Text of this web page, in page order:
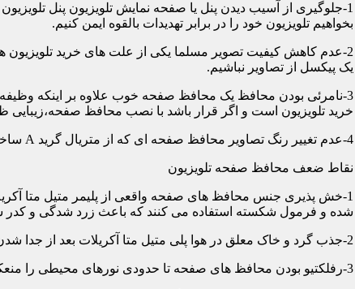
1-جلوگیری از آسیب دیدن پنل یا صفحه نمایش تلویزیون پنل
بخواهیم تلویزیون خود را در برابر تهدیدات بالقوه ایمن کنیم.
2-عدم کاهش کیفیت تصویر مسلما یکی از علت های خرید تلویزیون
یک پیکسل از تصاویر نباشیم.
3-نامرئی بودن محافظ یک محافظ صفحه خوب علاوه بر اینکه
خرید تلویزیون است و اگر قرار باشد با نصب محافظ صفحه،زیبایی
4-عدم تغییر رنگ تصاویر محافظ صفحه ای که از متریال گرید A ساخته شده باشد در رنگ ها کوچکترین دخالتی از خود نشان نمی دهد و شما می توانید با خیالی آسوده از تصاویر و رنگهای اورجینال لذت ببرید.
نقاط ضعف محافظ صفحه تلویزیون
1-خش پذیری جنس محافظ های صفحه واقعی از پلیمر متیل متا
شده و فرمول شکسته استفاده می کنند که باعث زرد شدگی و کدر
2-جذب گرد و خاک معلق در هوا پلی متیل متا آکریلات بعد از جدا شدن کاور دارای الکتریسیته ساکن می شود و جاذب گرد و خاک؛ که به مرور زمان این حالت کم و کمتر می شود.
3-رفلکتیو بودن محافظ های صفحه تا حدودی نورهای محیطی را منعکس می کنند و این یکی از معایب آن هاست که با جابجایی تلویزیون یا منابع نوری می توان رفلکس را کنترل کرد.